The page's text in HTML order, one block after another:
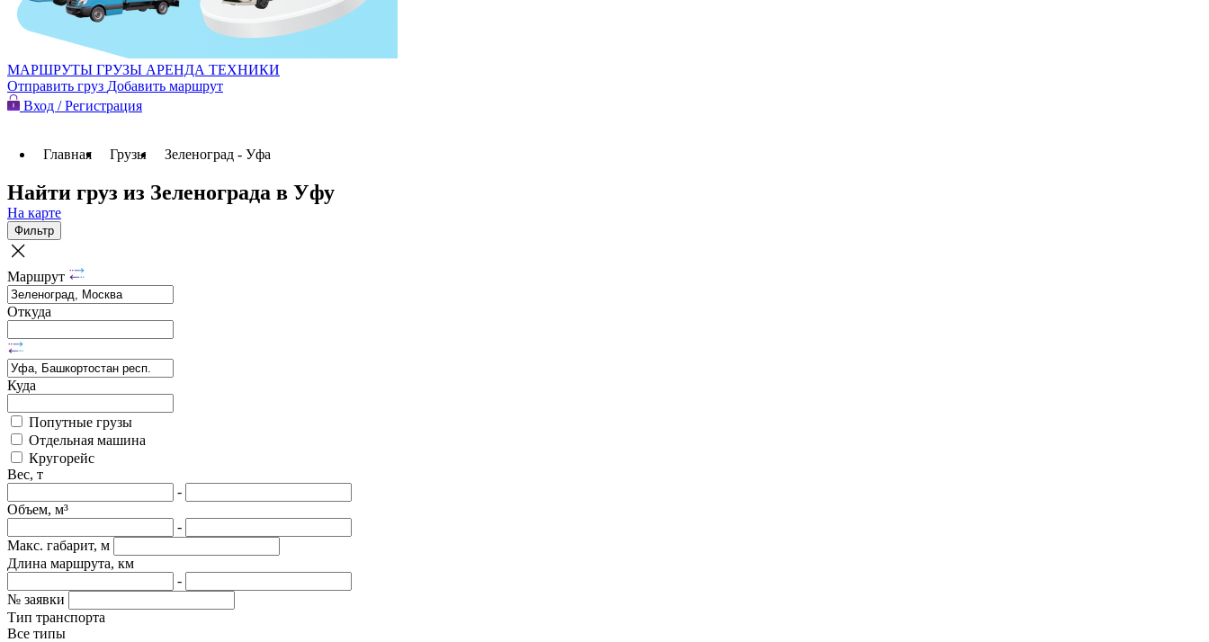
МАРШРУТЫ ГРУЗЫ АРЕНДА ТЕХНИКИ
Отправить груз Добавить маршрут
Вход / Регистрация
Главная Грузы Зеленоград - Уфа
Найти груз из Зеленограда в Уфу
На карте
Фильтр
Маршрут
Откуда
Куда
Попутные грузы
Отдельная машина
Кругорейс
Вес, т
-
Объем, м³
-
Макс. габарит, м
Длина маршрута, км
-
№ заявки
Тип транспорта
Все типы